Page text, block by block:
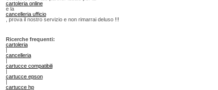
cartoleria online
e la
cancelleria ufficio
, prova il nostro servizio e non rimarrai deluso !!!
Ricerche frequenti:
cartoleria
|
cancelleria
|
cartucce compatibili
|
cartucce epson
|
cartucce hp